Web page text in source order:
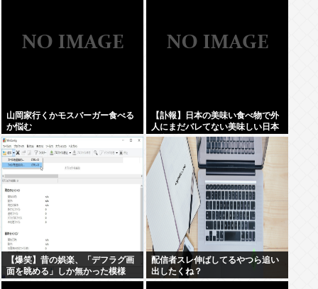
山岡家行くかモスバーガー食べる
か悩む
【訃報】日本の美味い食べ物で外
人にまだバレてない美味しい日本
の食べ物www
【爆笑】昔の娯楽、「デフラグ画
面を眺める」しか無かった模様
www
配信者スレ伸ばしてるやつら追い
出したくね？